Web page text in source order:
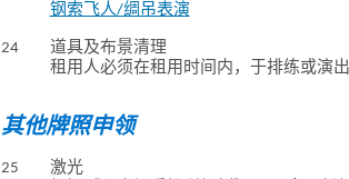
钢索飞人/绸吊表演
24
道具及布景清理
租用人必须在租用时间内，于排练或演
其他牌照申领
25
激光